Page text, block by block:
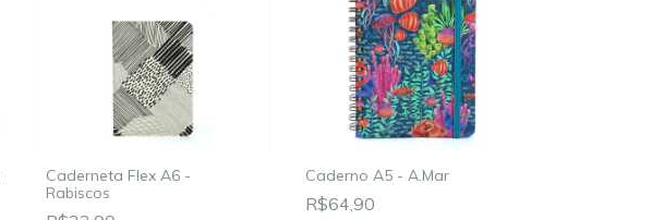
Caderneta Flex A6 -
Rabiscos
Caderno A5 - A.Mar
R$64,90